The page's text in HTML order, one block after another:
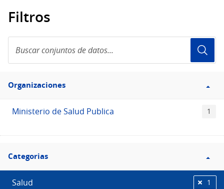
Filtros
conjuntos
de
Filtro
Organizaciones
Organizaciones
Ministerio de Salud Publica 1
Filtro
Categorias
Categorias
Salud 1